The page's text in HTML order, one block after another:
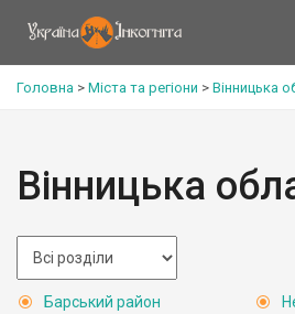
Головна > Міста та регіони > Вінницька
Вінницька
Барський район